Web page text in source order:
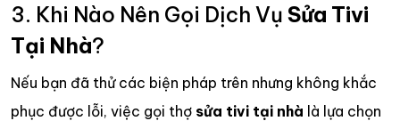
3. Khi Nào Nên Gọi Dịch Vụ Sửa Tivi
Tại Nhà?
Nếu bạn đã thử các biện pháp trên nhưng không khắc
phục được lỗi, việc gọi thợ sửa tivi tại nhà là lựa chọn